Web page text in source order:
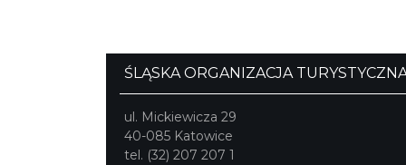
ŚLĄSKA ORGANIZACJA
ul. Mickiewicza 29
40-085 Katowice
tel. (32) 207 207 1